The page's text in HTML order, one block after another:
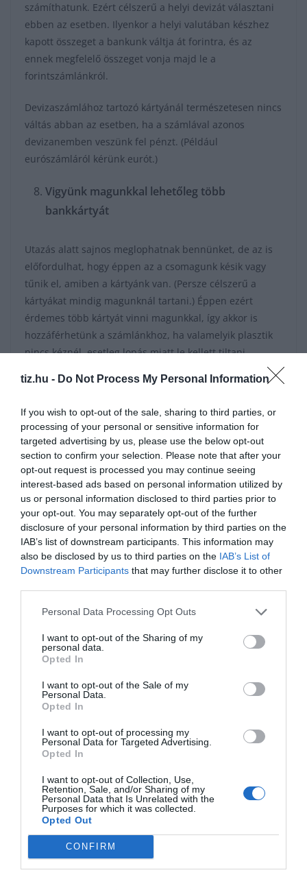
tiz.hu - Do Not Process My Personal Information
If you wish to opt-out of the sale, sharing to third parties, or
processing of your personal or sensitive information for
targeted advertising by us, please use the below opt-out
section to confirm your selection. Please note that after your
opt-out request is processed you may continue seeing
interest-based ads based on personal information utilized by
us or personal information disclosed to third parties prior to
your opt-out. You may separately opt-out of the further
disclosure of your personal information by third parties on the
IAB’s list of downstream participants. This information may
also be disclosed by us to third parties on the IAB’s List of
Downstream Participants that may further disclose it to other
Personal Data Processing Opt Outs
I want to opt-out of the Sharing of my
personal data.
Opted In
I want to opt-out of the Sale of my
Personal Data.
Opted In
I want to opt-out of processing my
Personal Data for Targeted Advertising.
Opted In
I want to opt-out of Collection, Use,
Retention, Sale, and/or Sharing of my
Personal Data that Is Unrelated with the
Purposes for which it was collected.
Opted Out
CONFIRM
számíthatunk. Ezért célszerű a helyi devizát választani
ebben az esetben. Ilyenkor a helyi valutában készhez
kapott összeget a bankunk váltja át forintra, és az
ennek megfelelő összeget vonja majd le a
forintszámlánkról.
Devizaszámlához tartozó kártyánál természetesen nincs
váltás abban az esetben, ha a számlával azonos
devizanemben veszünk fel pénzt. (Például
eurószámláról kérünk eurót.)
Vigyünk magunkkal lehetőleg több
bankkártyát
Utazás alatt sajnos meglophatnak bennünket, de az is
előfordulhat, hogy éppen az a csomagunk késik vagy
tűnik el, amiben a kártyánk van. (Persze célszerű a
kártyákat mindig magunknál tartani.) Éppen ezért
érdemes több kártyát vinni magunkkal, így akkor is
hozzáférhetünk a számlánkhoz, ha valamelyik plasztik
nincs kéznél, esetleg lopás miatt le kellett tiltani.
Természetesen fontos, hogy ne legyenek a bankkártyák
egy helyen, mert akkor az elővigyázatosságunk mit sem
Ellenőrizzük a bankkártyához járó
utasbiztosítást
A bankkártyák egy részéhez – főleg a prémium
termékek esetében – utasbiztosítás is kapcsolódik,
amiről sokan nem is tudnak. Célszerű ellenőriznünk,
hogy ez mit kínál számunkra, hiszen előfordulhat, hogy
így nem kell plusz biztosítást kötnünk. Persze az is
lehet, hogy a kártya biztosítása nem elegendő, például
szerződés.
Legyen nálunk készpénz is
Bár a világ mind több országában népszerű a
bankkártyás fizetés, érdemes némi készpénzt is
nem tudunk fizetni.
és valutaváltónál is megtehetjük, ez utóbbiak általában
kedvezőbb árfolyamot kanálnak.
Utólag is érhet meglepetés